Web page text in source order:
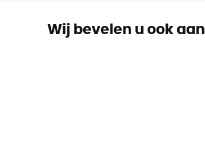
Wij bevelen u ook aan